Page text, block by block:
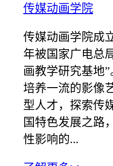
传媒动画学院
传媒动画学院成
年被国家广电总
画教学研究基地
培养一流的影像
型人才，探索传
国特色发展之路
性影响的...